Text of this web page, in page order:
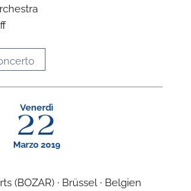
Venerdì
22
Marzo 2019
(BOZAR) · Brüssel · Belgien